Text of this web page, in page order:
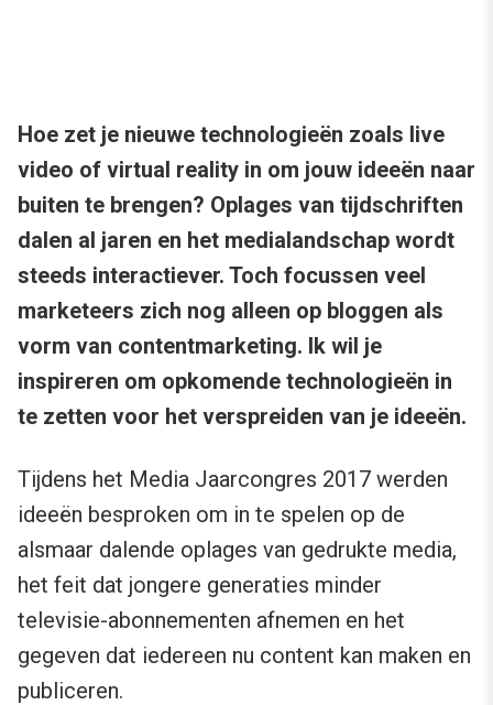
Hoe zet je nieuwe technologieën zoals live
video of virtual reality in om jouw ideeën naar
buiten te brengen? Oplages van tijdschriften
dalen al jaren en het medialandschap wordt
steeds interactiever. Toch focussen veel
marketeers zich nog alleen op bloggen als
vorm van contentmarketing. Ik wil je
inspireren om opkomende technologieën in
te zetten voor het verspreiden van je ideeën.
Tijdens het Media Jaarcongres 2017 werden
ideeën besproken om in te spelen op de
alsmaar dalende oplages van gedrukte media,
het feit dat jongere generaties minder
televisie-abonnementen afnemen en het
gegeven dat iedereen nu content kan maken en
publiceren.